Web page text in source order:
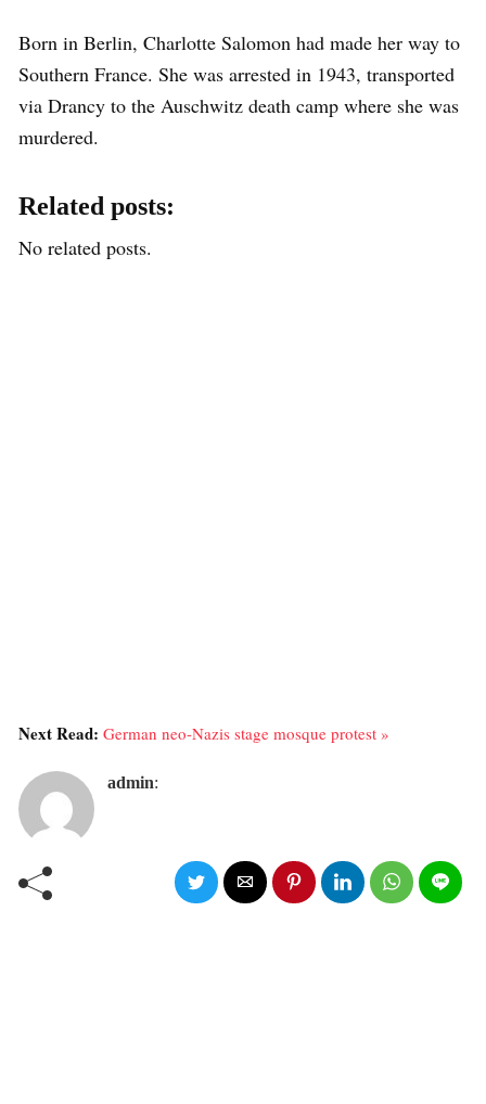
Born in Berlin, Charlotte Salomon had made her way to
Southern France. She was arrested in 1943, transported
via Drancy to the Auschwitz death camp where she was
murdered.
Related posts:
No related posts.
Next Read: German neo-Nazis stage mosque protest »
admin: